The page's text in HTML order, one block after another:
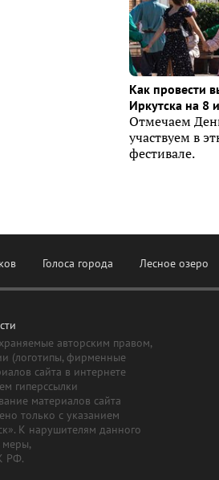
Как провести
Иркутска на 8
Отмечаем
участвуем в
фестивале.
Голоса города Лесное озеро
авторским правом,
(логотипы, фирменные
сайта в интернете
гиперссылки
материалов сайта
только с указанием
К нарушителям данного
меры,
РФ.